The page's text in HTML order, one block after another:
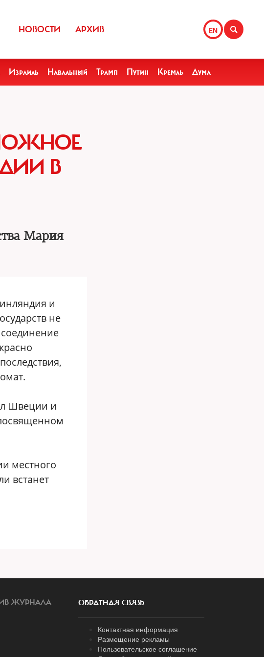
EN
НОВОСТИ АРХИВ
Израиль Навальный Трамп Путин Кремль Дума
В
Мария
и
не
Швеции и
местного
встанет
ЖУРНАЛА ОБРАТНАЯ СВЯЗЬ
Контактная информация
Размещение рекламы
Пользовательское соглашение